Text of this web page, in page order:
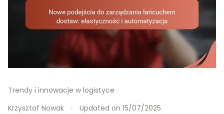
Trendy i innowacje w logistyce
Krzysztof Nowak
Updated on 15/07/2025